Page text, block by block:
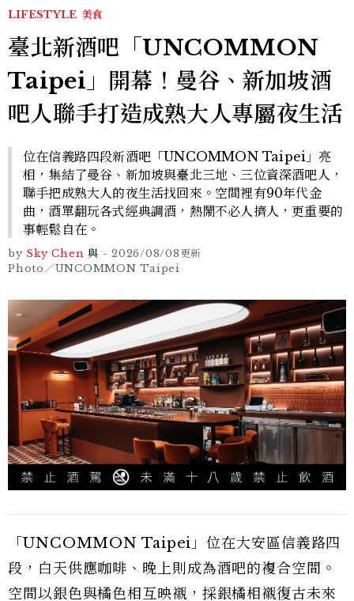
LIFESTYLE 美食
臺北新酒吧「UNCOMMON
Taipei」開幕！曼谷、新加坡酒
吧人聯手打造成熟大人專屬夜生活
位在信義路四段新酒吧「UNCOMMON Taipei」亮
相，集結了曼谷、新加坡與臺北三地、三位資深酒吧人，
聯手把成熟大人的夜生活找回來。空間裡有90年代金
曲，酒單翻玩各式經典調酒，熱鬧不必人擠人，更重要的
事輕鬆自在。
by Sky Chen 與 - 2026/08/08更新
Photo／UNCOMMON Taipei
「UNCOMMON Taipei」位在大安區信義路四
段，白天供應咖啡、晚上則成為酒吧的複合空間。
空間以銀色與橘色相互映襯，採銀橘相襯復古未來